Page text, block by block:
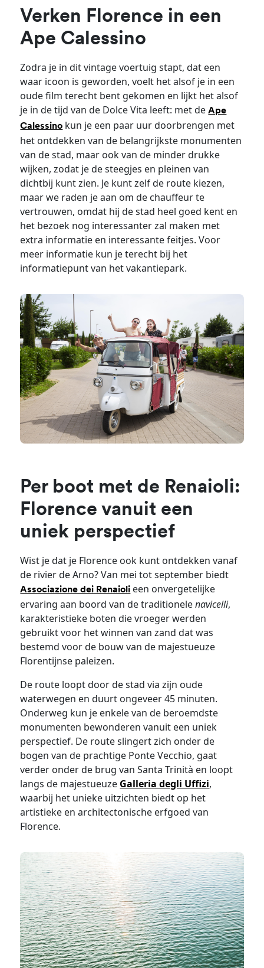
Verken Florence in een
Ape Calessino
Zodra je in dit vintage voertuig stapt, dat een
waar icoon is geworden, voelt het alsof je in een
oude film terecht bent gekomen en lijkt het alsof
je in de tijd van de Dolce Vita leeft: met deApe
Calessino kun je een paar uur doorbrengen met
het ontdekken van de belangrijkste monumenten
van de stad, maar ook van de minder drukke
wijken, zodat je de steegjes en pleinen van
dichtbij kunt zien. Je kunt zelf de route kiezen,
maar we raden je aan om de chauffeur te
vertrouwen, omdat hij de stad heel goed kent en
het bezoek nog interessanter zal maken met
extra informatie en interessante feitjes. Voor
meer informatie kun je terecht bij het
informatiepunt van het vakantiepark.
Per boot met de Renaioli:
Florence vanuit een
uniek perspectief
Wist je dat je Florence ook kunt ontdekken vanaf
de rivier de Arno? Van mei tot september biedt
Associazione dei Renaioli een onvergetelijke
ervaring aan boord van de traditionelenavicelli,
karakteristieke boten die vroeger werden
gebruikt voor het winnen van zand dat was
bestemd voor de bouw van de majestueuze
Florentijnse paleizen.
De route loopt door de stad via zijn oude
waterwegen en duurt ongeveer 45 minuten.
Onderweg kun je enkele van de beroemdste
monumenten bewonderen vanuit een uniek
perspectief. De route slingert zich onder de
bogen van de prachtige Ponte Vecchio, gaat
verder onder de brug van Santa Trinità en loopt
langs de majestueuze Galleria degli Uffizi,
waarbij het unieke uitzichten biedt op het
artistieke en architectonische erfgoed van
Florence.